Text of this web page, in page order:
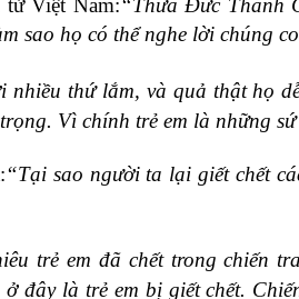
Việt Nam:“Thưa Đức Thánh
sao họ có thể nghe lời chúng
thứ lắm, và quả thật họ
Vì chính trẻ em là những
“Tại sao người ta lại giết chết
trẻ em đã chết trong chiến
đây là trẻ em bị giết chết.